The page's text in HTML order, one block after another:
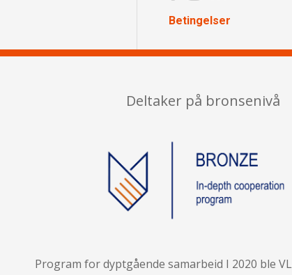
Betingelser
Deltaker på bronsenivå
Program for dyptgående samarbeid I 2020 ble